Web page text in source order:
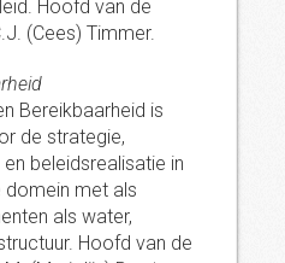
Hoofd van de
(Cees) Timmer.
Bereikbaarheid is
de strategie,
beleidsrealisatie in
domein met als
als water,
Hoofd van de